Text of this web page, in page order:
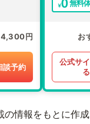
円
談予約
無料
お
公式サ
る
情報をもとに作